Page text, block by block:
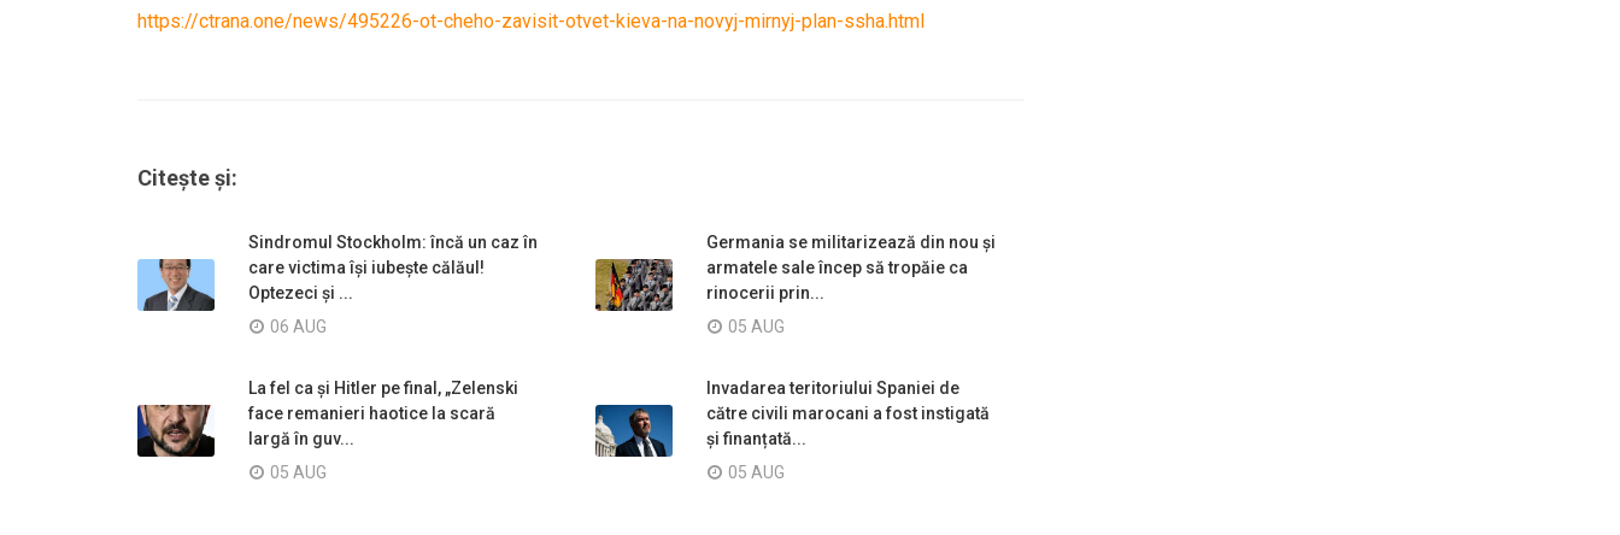
https://ctrana.one/news/495226-ot-cheho-zavisit-otvet-kieva-na-novyj-mirnyj-plan-ssha.html
Citește și:
Sindromul Stockholm: încă un caz în
care victima își iubește călăul!
Optezeci și ...
06 AUG
Germania se militarizează din nou și
armatele sale încep să tropăie ca
rinocerii prin...
05 AUG
La fel ca și Hitler pe final, „Zelenski
face remanieri haotice la scară
largă în guv...
05 AUG
Invadarea teritoriului Spaniei de
către civili marocani a fost instigată
și finanțată...
05 AUG